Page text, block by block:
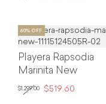
Playera Rapsodia
Marinita New
$1,299.00 $519.60